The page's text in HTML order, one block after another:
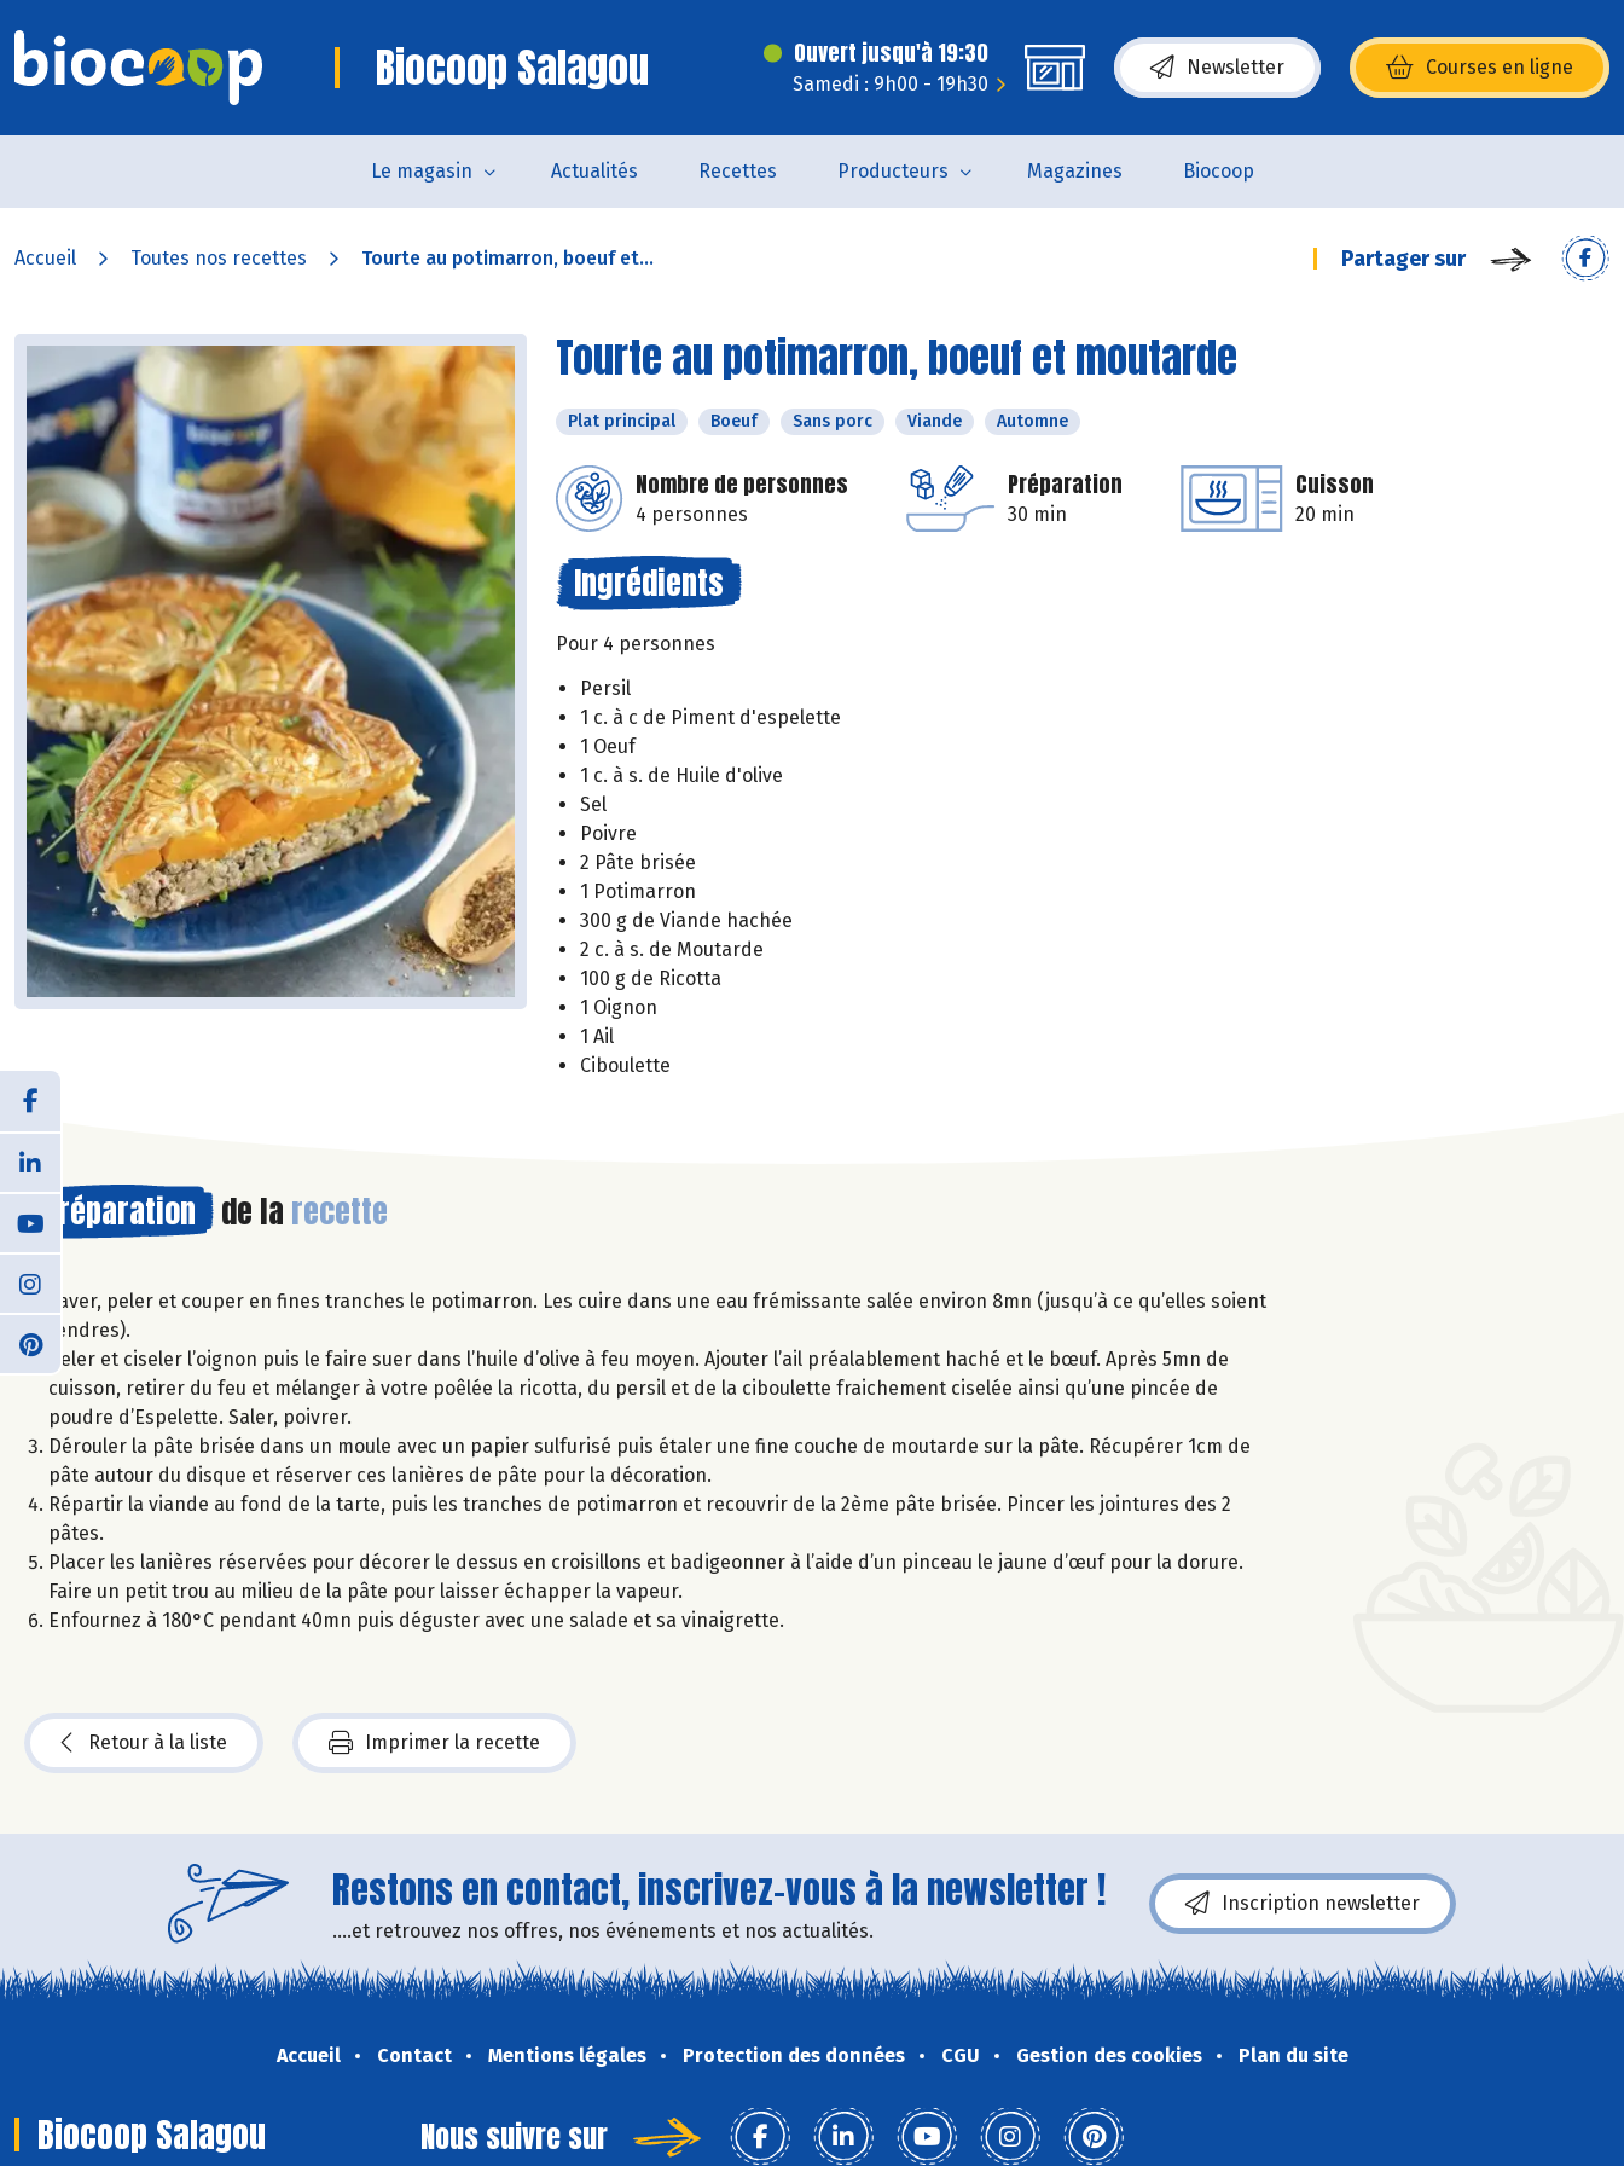
Biocoop Salagou Ouvert jusqu'à 19:30
Samedi : 9h00 - 19h30
Newsletter Courses en ligne
(s’ouvre dans une nouvelle fenêtre)
Le magasin Actualités Recettes Producteurs Magazines Biocoop
Accueil Toutes nos recettes Tourte au potimarron, boeuf et... Partager sur
Tourte au potimarron, boeuf et moutarde
Plat principal Boeuf Sans porc Viande Automne
Nombre de personnes
4 personnes
Préparation
30 min
Cuisson
20 min
Ingrédients
Pour 4 personnes
Persil
1 c. à c de Piment d'espelette
1 Oeuf
1 c. à s. de Huile d'olive
Sel
Poivre
2 Pâte brisée
1 Potimarron
300 g de Viande hachée
2 c. à s. de Moutarde
100 g de Ricotta
1 Oignon
1 Ail
Ciboulette
Préparation de la recette
Laver, peler et couper en fines tranches le potimarron. Les cuire dans une eau frémissante salée environ 8mn (jusqu’à ce qu’elles soient
tendres).
Peler et ciseler l’oignon puis le faire suer dans l’huile d’olive à feu moyen. Ajouter l’ail préalablement haché et le bœuf. Après 5mn de
cuisson, retirer du feu et mélanger à votre poêlée la ricotta, du persil et de la ciboulette fraichement ciselée ainsi qu’une pincée de
poudre d’Espelette. Saler, poivrer.
Dérouler la pâte brisée dans un moule avec un papier sulfurisé puis étaler une fine couche de moutarde sur la pâte. Récupérer 1cm de
pâte autour du disque et réserver ces lanières de pâte pour la décoration.
Répartir la viande au fond de la tarte, puis les tranches de potimarron et recouvrir de la 2ème pâte brisée. Pincer les jointures des 2
pâtes.
Placer les lanières réservées pour décorer le dessus en croisillons et badigeonner à l’aide d’un pinceau le jaune d’œuf pour la dorure.
Faire un petit trou au milieu de la pâte pour laisser échapper la vapeur.
Enfournez à 180°C pendant 40mn puis déguster avec une salade et sa vinaigrette.
Retour à la liste Imprimer la recette
Restons en contact, inscrivez-vous à la newsletter !
....et retrouvez nos offres, nos événements et nos actualités.
Inscription newsletter
Accueil Contact Mentions légales Protection des données CGU Gestion des cookies Plan du site
Biocoop Salagou Nous suivre sur